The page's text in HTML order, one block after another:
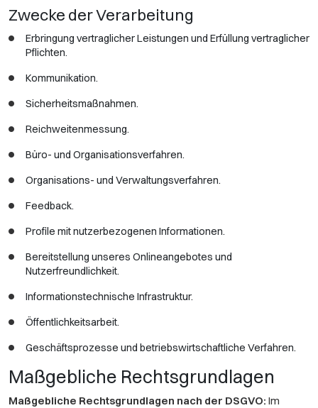
Zwecke der Verarbeitung
Erbringung vertraglicher Leistungen und Erfüllung vertraglicher
Pflichten.
Kommunikation.
Sicherheitsmaßnahmen.
Reichweitenmessung.
Büro- und Organisationsverfahren.
Organisations- und Verwaltungsverfahren.
Feedback.
Profile mit nutzerbezogenen Informationen.
Bereitstellung unseres Onlineangebotes und
Nutzerfreundlichkeit.
Informationstechnische Infrastruktur.
Öffentlichkeitsarbeit.
Geschäftsprozesse und betriebswirtschaftliche Verfahren.
Maßgebliche Rechtsgrundlagen
Maßgebliche Rechtsgrundlagen nach der DSGVO: Im